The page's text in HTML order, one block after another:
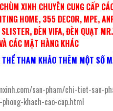
XINH CHUYÊN CUNG CẤP
HOME, 355 DECOR, MPE,
ĐÈN VIFA, ĐÈN QUẠT
CÁC MẶT HÀNG KHÁC
THỂ THAM KHẢO THÊM MỘT SỐ
san-pham/chi-tiet-san-
khach-cao-cap.html